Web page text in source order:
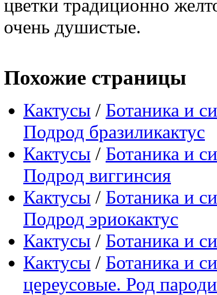
цветки традиционно
очень душистые.
Похожие страницы
Кактусы / Ботаника и
Подрод бразиликактус
Кактусы / Ботаника и
Подрод виггинсия
Кактусы / Ботаника и
Подрод эриокактус
Кактусы / Ботаника и
Кактусы / Ботаника и
цереусовые. Род